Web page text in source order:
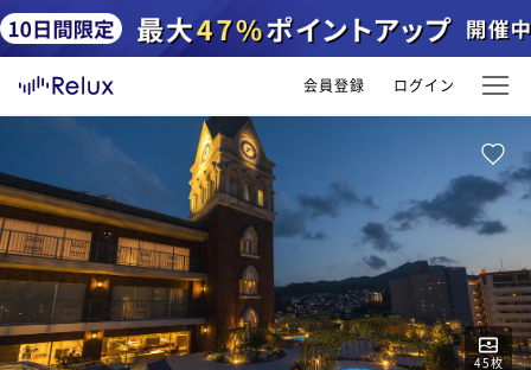
会員登録 ログイン
45枚